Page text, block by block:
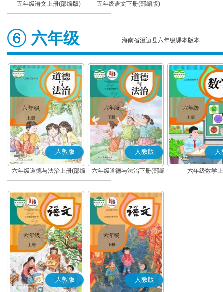
五年级语文上册(部编版) 五年级语文下册(部编版)
六年级 海南省澄迈县六年级课本版本
人教版
六年级道德与法治上册(部编
版)
人教版
六年级道德与法治下册(部编
版)
人
六年级数学
人教版 人教版